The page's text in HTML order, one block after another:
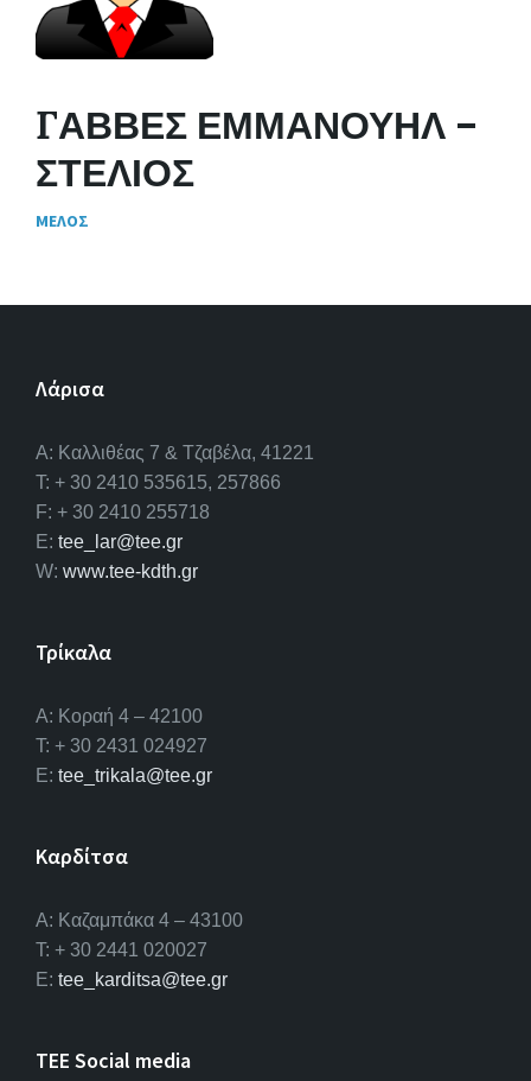
ΓΑΒΒΕΣ ΕΜΜΑΝΟΥΗΛ –
ΣΤΕΛΙΟΣ
ΜΕΛΟΣ
Λάρισα
A: Καλλιθέας 7 & Τζαβέλα, 41221
T: + 30 2410 535615, 257866
F: + 30 2410 255718
E: tee_lar@tee.gr
W: www.tee-kdth.gr
Τρίκαλα
Α: Κοραή 4 – 42100
T: + 30 2431 024927
E: tee_trikala@tee.gr
Καρδίτσα
Α: Καζαμπάκα 4 – 43100
T: + 30 2441 020027
E: tee_karditsa@tee.gr
TEE Social media